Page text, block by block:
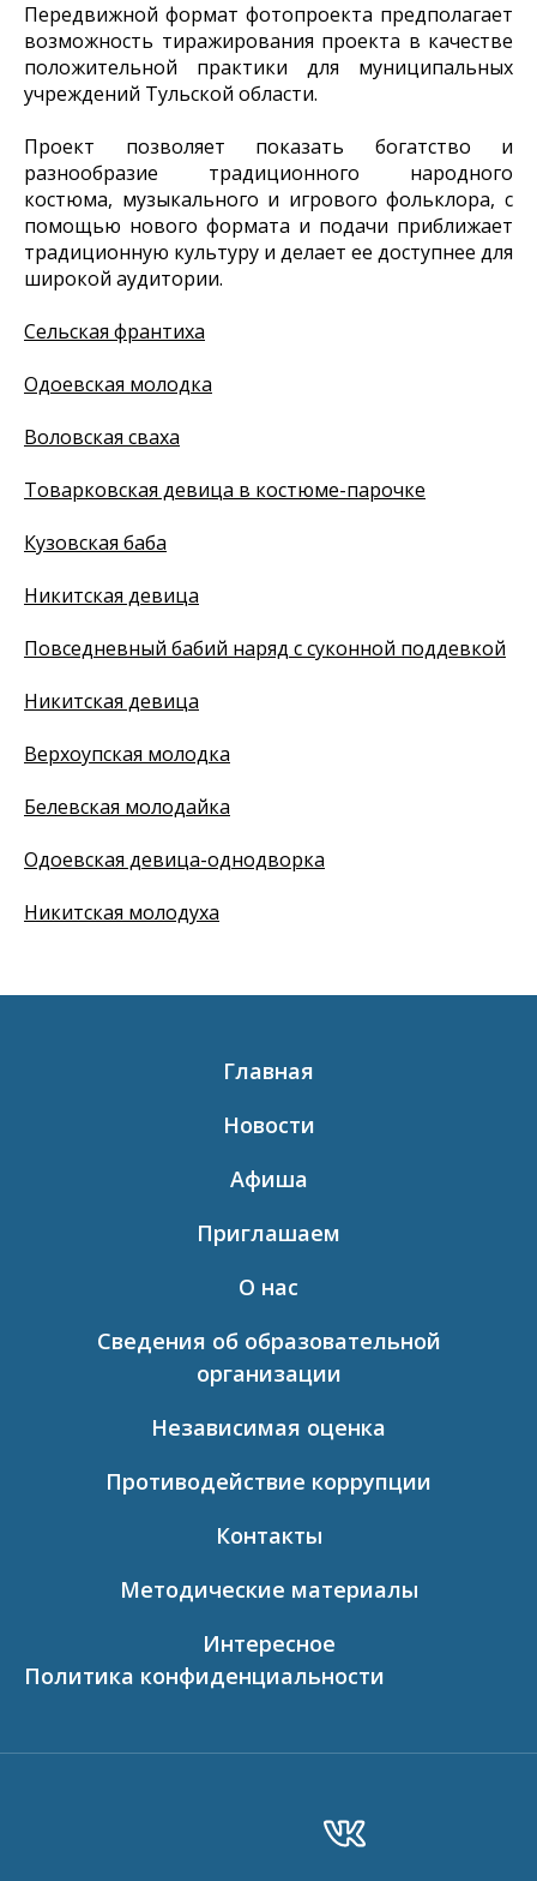
Передвижной формат фотопроекта предполагает
возможность тиражирования проекта в качестве
положительной практики для муниципальных
учреждений Тульской области.
Проект позволяет показать богатство и
разнообразие традиционного народного
костюма, музыкального и игрового фольклора, с
помощью нового формата и подачи приближает
традиционную культуру и делает ее доступнее для
широкой аудитории.
Сельская франтиха
Одоевская молодка
Воловская сваха
Товарковская девица в костюме-парочке
Кузовская баба
Никитская девица
Повседневный бабий наряд с суконной поддевкой
Никитская девица
Верхоупская молодка
Белевская молодайка
Одоевская девица-однодворка
Никитская молодуха
Главная
Новости
Афиша
Приглашаем
О нас
Сведения об образовательной
организации
Независимая оценка
Противодействие коррупции
Контакты
Методические материалы
Интересное
Политика конфиденциальности